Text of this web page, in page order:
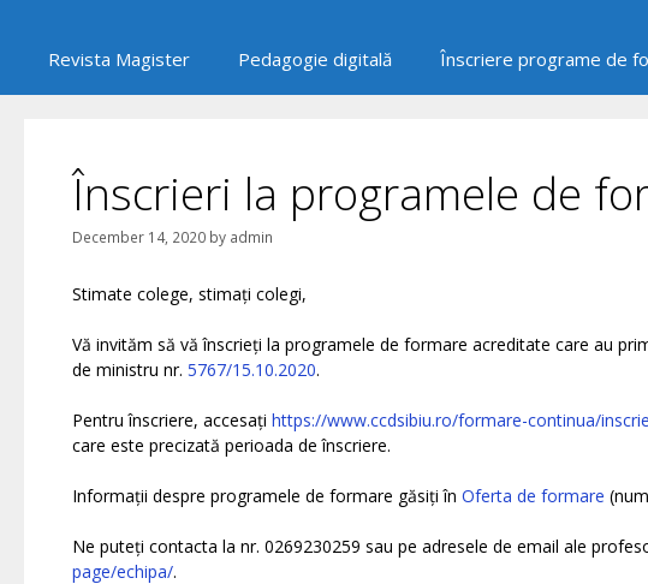
Revista Magister Pedagogie digitală Înscriere programe de
Înscrieri la programele de
December 14, 2020 by admin
Stimate colege, stimați colegi,
Vă invităm să vă înscrieți la programele de formare acreditate care au
de ministru nr. 5767/15.10.2020.
Pentru înscriere, accesați https://www.ccdsibiu.ro/formare-continua/
care este precizată perioada de înscriere.
Informații despre programele de formare găsiți în Oferta de formare
Ne puteți contacta la nr. 0269230259 sau pe adresele de email ale
page/echipa/.